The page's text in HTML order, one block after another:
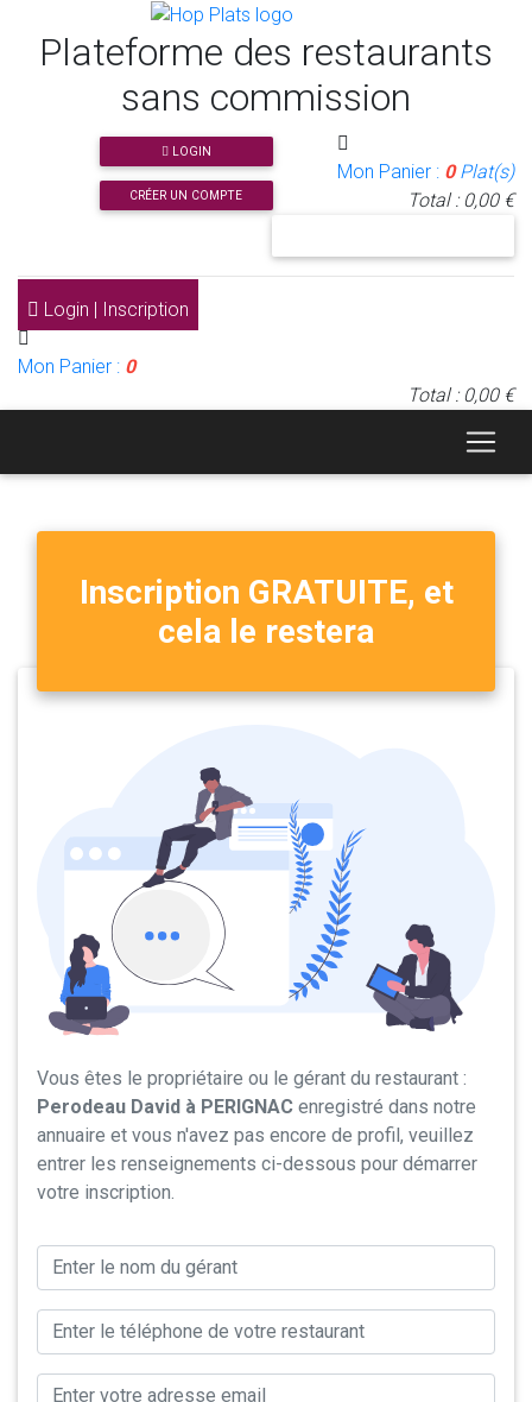
Plateforme des restaurants
sans commission
LOGIN
CRÉER UN COMPTE
Mon Panier : 0Plat(s)
Total : 0,00 €
Login | Inscription
Mon Panier : 0
Total : 0,00 €
Inscription GRATUITE, et
cela le restera
Vous êtes le propriétaire ou le gérant du restaurant :
Perodeau David à PERIGNAC enregistré dans notre
annuaire et vous n'avez pas encore de profil, veuillez
entrer les renseignements ci-dessous pour démarrer
votre inscription.